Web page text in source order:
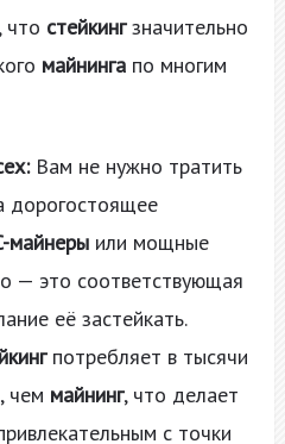
что стейкингзначительно
майнингапо многим
Вам не нужно тратить
дорогостоящее
майнерыили мощные
— это соответствующая
её застейкать.
потребляет в тысячи
чем майнинг, что делает
с точки